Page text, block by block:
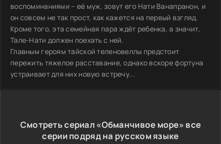
воспоминаниями – её муж, зовут его Нати Ванапранон, и
он совсем не так прост, как кажется на первый взгляд.
Кроме того, эта семейная пара ждёт ребенка, а значит,
Тале-Нати должен поехать с ней.
Главным героям тайской теленовеллы предстоит
пережить тяжелое расставание, однако вскоре фортуна
устраивает для них новую встречу...
Смотреть сериал «Обманчивое море» все
серии подряд на русском языке